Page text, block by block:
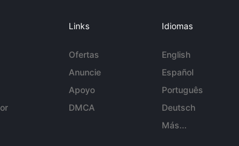
Links
Ofertas
Anuncie
Apoyo
DMCA
Idiomas
English
Español
Português
Deutsch
Más...